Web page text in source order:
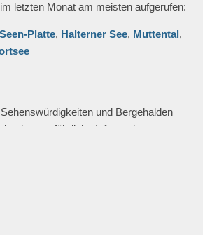
letzten Monat am meisten aufgerufen:
Platte, Halterner See, Muttental,
und Bergehalden
besitzt ausführliche Informationen zur